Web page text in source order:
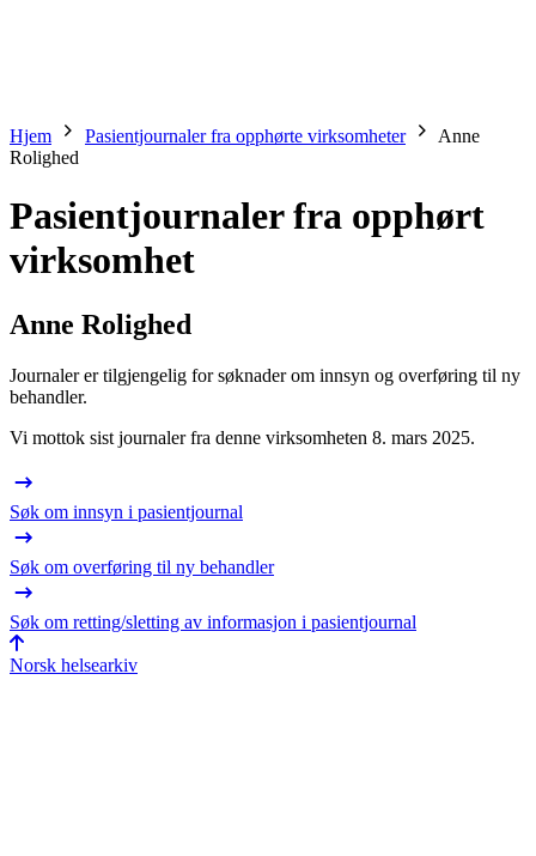
Hjem Pasientjournaler fra opphørte virksomheter
Anne
Rolighed
Pasientjournaler fra opphørt
virksomhet
Anne Rolighed
Journaler er tilgjengelig for søknader om innsyn og overføring til ny
behandler.
Vi mottok sist journaler fra denne virksomheten 8. mars 2025.
Søk om innsyn i pasientjournal
Søk om overføring til ny behandler
Søk om retting/sletting av informasjon i pasientjournal
Norsk helsearkiv